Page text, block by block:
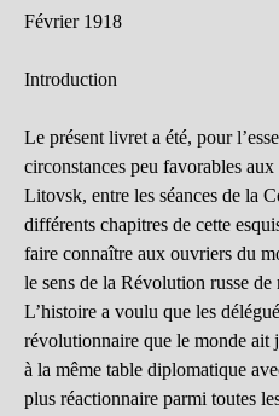
Février 1918
Introduction
Le présent livret a été, pour
circonstances peu favorables
Litovsk, entre les séances de la
différents chapitres de cette
faire connaître aux ouvriers du
le sens de la Révolution russe
L’histoire a voulu que les
révolutionnaire que le monde ait
à la même table diplomatique
plus réactionnaire parmi toutes